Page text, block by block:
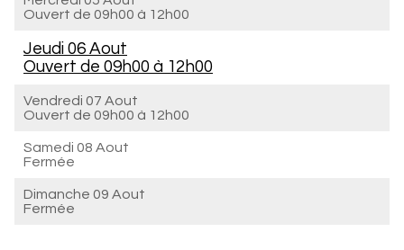
Ouvert de 09h00 à 12h00
Jeudi 06 Aout
Ouvert de 09h00 à 12h00
Vendredi 07 Aout
Ouvert de 09h00 à 12h00
Samedi 08 Aout
Fermée
Dimanche 09 Aout
Fermée